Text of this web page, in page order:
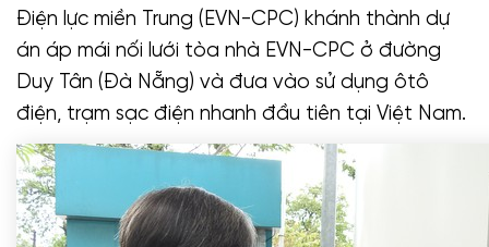
Điện lực miền Trung (EVN-CPC) khánh thành dự
án áp mái nối lưới tòa nhà EVN-CPC ở đường
Duy Tân (Đà Nẵng) và đưa vào sử dụng ôtô
điện, trạm sạc điện nhanh đầu tiên tại Việt Nam.